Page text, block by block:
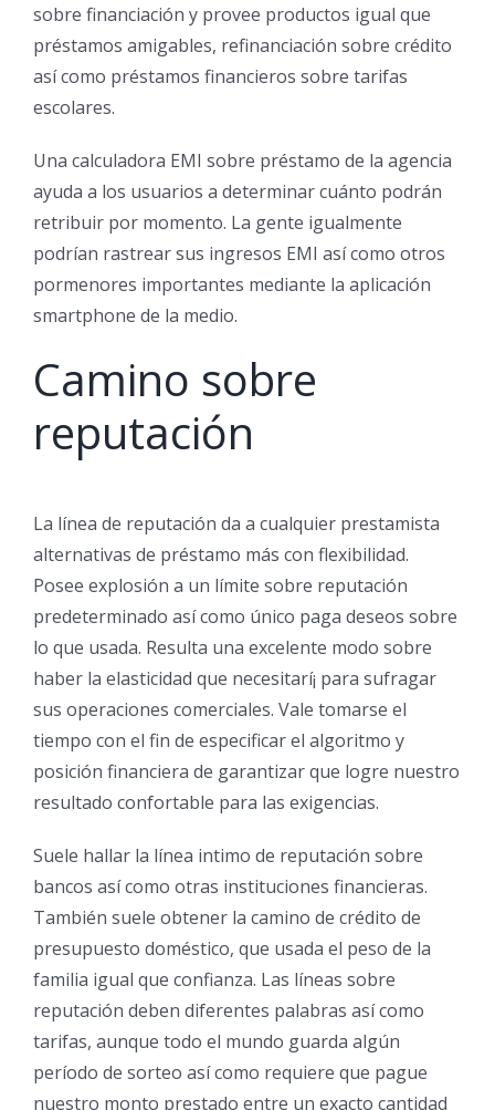
sobre financiación y provee productos igual que
préstamos amigables, refinanciación sobre crédito
así­ como préstamos financieros sobre tarifas
escolares.
Una calculadora EMI sobre préstamo de la agencia
ayuda a los usuarios a determinar cuánto podrán
retribuir por momento. La gente igualmente
podrían rastrear sus ingresos EMI así­ como otros
pormenores importantes mediante la aplicación
smartphone de la medio.
Camino sobre
reputación
La línea de reputación da a cualquier prestamista
alternativas de préstamo más con flexibilidad.
Posee explosión a un límite sobre reputación
predeterminado así­ como único paga deseos sobre
lo que usada. Resulta una excelente modo sobre
haber la elasticidad que necesitarí¡ para sufragar
sus operaciones comerciales. Vale tomarse el
tiempo con el fin de especificar el algoritmo y
posición financiera de garantizar que logre nuestro
resultado confortable para las exigencias.
Suele hallar la línea intimo de reputación sobre
bancos así­ como otras instituciones financieras.
También suele obtener la camino de crédito de
presupuesto doméstico, que usada el peso de la
familia igual que confianza. Las líneas sobre
reputación deben diferentes palabras así­ como
tarifas, aunque todo el mundo guarda algún
período de sorteo así­ como requiere que pague
nuestro monto prestado entre un exacto cantidad